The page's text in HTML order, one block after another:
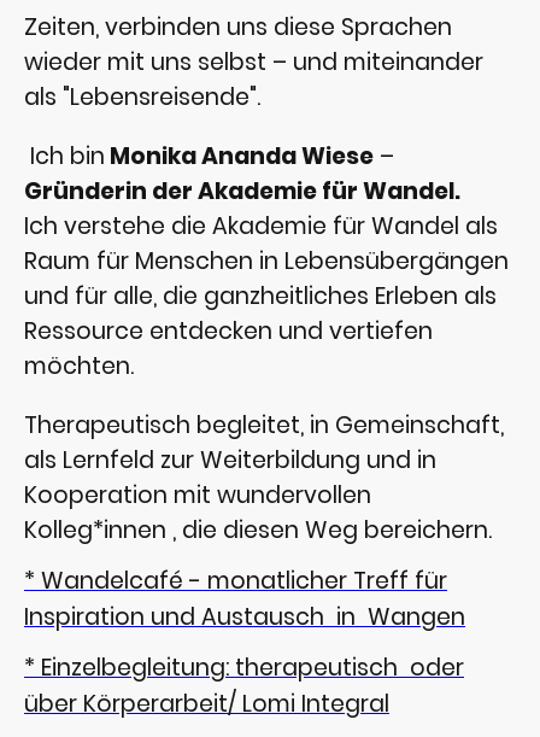
Zeiten, verbinden uns diese Sprachen
wieder mit uns selbst – und miteinander
als "Lebensreisende".
Ich bin Monika Ananda Wiese –
Gründerin der Akademie für Wandel.
Ich verstehe die Akademie für Wandel als
Raum für Menschen in Lebensübergängen
und für alle, die ganzheitliches Erleben als
Ressource entdecken und vertiefen
möchten.
Therapeutisch begleitet, in Gemeinschaft,
als Lernfeld zur Weiterbildung und in
Kooperation mit wundervollen
Kolleg*innen , die diesen Weg bereichern.
* Wandelcafé - monatlicher Treff für
Inspiration und Austausch in Wangen
* Einzelbegleitung: therapeutisch oder
über Körperarbeit/ Lomi Integral